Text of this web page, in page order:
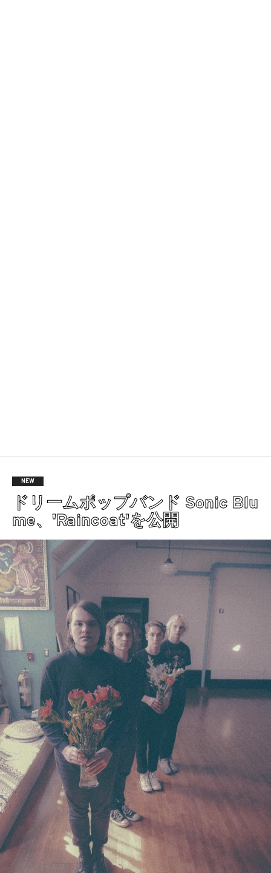
NEW
ドリームポップバンド Sonic Blu
me、'Raincoat'を公開